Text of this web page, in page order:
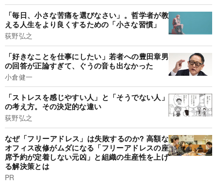
「毎日、小さな苦痛を選びなさい」。哲学者が教
える人生をより良くするための「小さな習慣」
荻野弘之
「好きなことを仕事にしたい」若者への豊田章男
の回答が正論すぎて、ぐうの音も出なかった
小倉健一
「ストレスを感じやすい人」と「そうでない人」
の考え方。その決定的な違い
荻野弘之
なぜ「フリーアドレス」は失敗するのか? 高額な
オフィス改修がムダになる「フリーアドレスの座
席予約が定着しない元凶」と組織の生産性を上げ
る解決策とは
PR